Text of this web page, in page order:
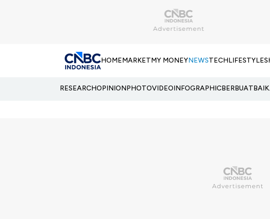
HOMEMARKETMY MONEYNEWSTECHLIFESTYLE
RESEARCHOPINIONPHOTOVIDEOINFOGRAPHIC